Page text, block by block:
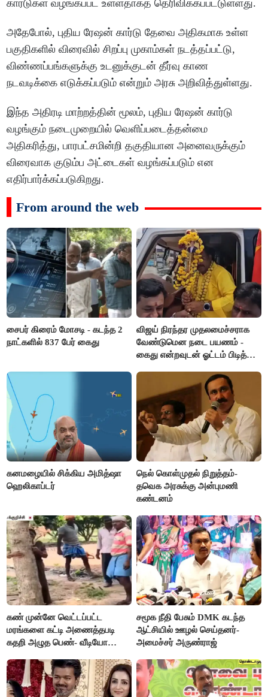
கார்டுகள் வழங்கப்பட உள்ளதாகத் தெரிவிக்கப்பட்டுள்ளது.
அதேபோல், புதிய ரேஷன் கார்டு தேவை அதிகமாக உள்ள
பகுதிகளில் விரைவில் சிறப்பு முகாம்கள் நடத்தப்பட்டு,
விண்ணப்பங்களுக்கு உடனுக்குடன் தீர்வு காண
நடவடிக்கை எடுக்கப்படும் என்றும் அரசு அறிவித்துள்ளது.
இந்த அதிரடி மாற்றத்தின் மூலம், புதிய ரேஷன் கார்டு
வழங்கும் நடைமுறையில் வெளிப்படைத்தன்மை
அதிகரித்து, பாரபட்சமின்றி தகுதியான அனைவருக்கும்
விரைவாக குடும்ப அட்டைகள் வழங்கப்படும் என
எதிர்பார்க்கப்படுகிறது.
From around the web
சைபர் கிரைம் மோசடி - கடந்த 2
நாட்களில் 837 பேர் கைது
விஜய் நிரந்தர முதலமைச்சராக
வேண்டுமென நடை பயணம் -
கைது என்றவுடன் ஓட்டம் பிடித்த
கனமழையில் சிக்கிய அமித்ஷா
ஹெலிகாப்டர்
நெல் கொள்முதல் நிறுத்தம்-
தவெக அரசுக்கு அன்புமணி
கண்டனம்
கண் முன்னே வெட்டப்பட்ட
மரங்களை கட்டி அணைத்தபடி
கதறி அழுத பெண்- வீடியோ
சமூக நீதி பேசும் DMK கடந்த
ஆட்சியில் ஊழல் செய்தனர்-
அமைச்சர் அருண்ராஜ்